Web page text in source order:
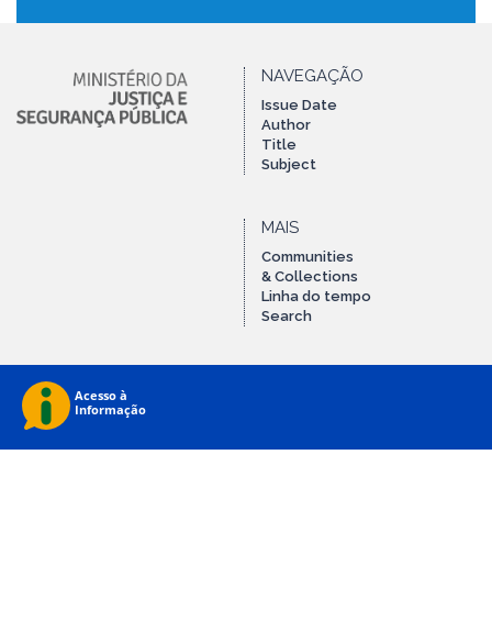
NAVEGAÇÃO
Issue Date
Author
Title
Subject
MAIS
Communities
& Collections
Linha do tempo
Search